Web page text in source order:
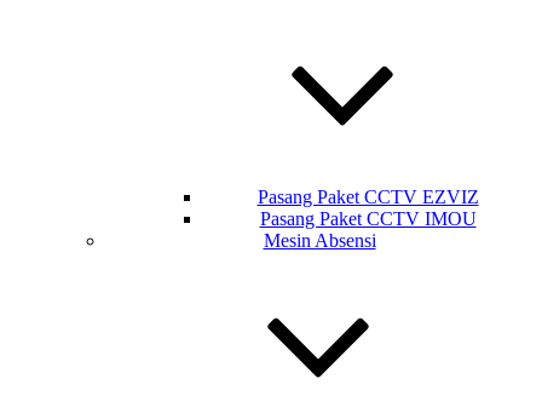
Pasang Paket CCTV EZVIZ
Pasang Paket CCTV IMOU
Mesin Absensi